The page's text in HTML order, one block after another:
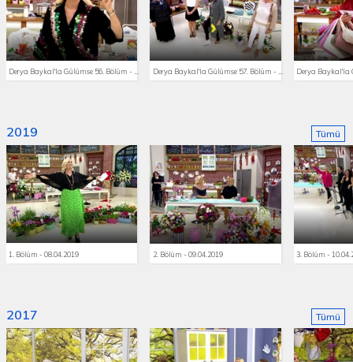
2019
1. Bölüm - 08.04.2019 2. Bölüm - 09.04.2019 3. Bölüm -
Tümü
2017 Tümü